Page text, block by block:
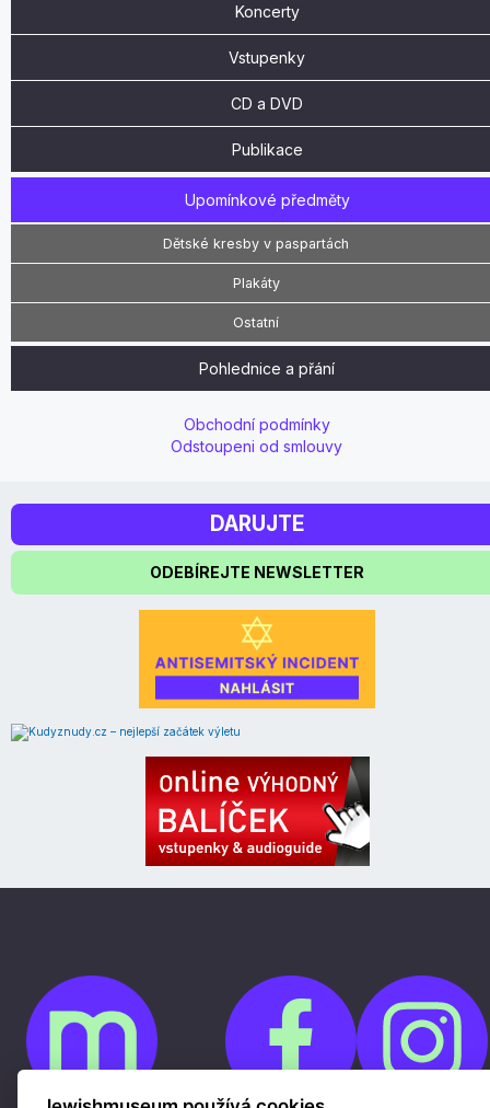
Koncerty
Vstupenky
CD a DVD
Publikace
Upomínkové předměty
Dětské kresby v paspartách
Plakáty
Ostatní
Pohlednice a přání
Obchodní podmínky
Odstoupeni od smlouvy
DARUJTE
ODEBÍREJTE NEWSLETTER